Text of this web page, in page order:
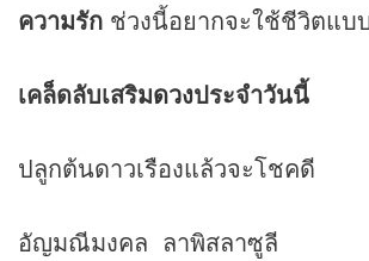
ความรัก ช่วงนี้อยากจะใช้ชีวิตแบ
เคล็ดลับเสริมดวงประจำวันนี้
ปลูกต้นดาวเรืองแล้วจะโชคดี
อัญมณีมงคล ลาพิสลาซูลี